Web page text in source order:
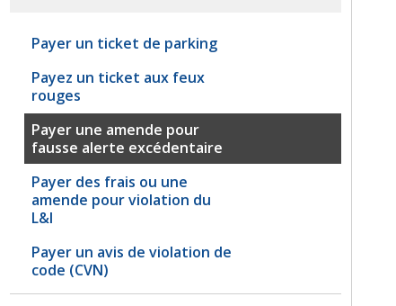
Payer un ticket de parking
Payez un ticket aux feux
rouges
Payer une amende pour
fausse alerte excédentaire
Payer des frais ou une
amende pour violation du
L&I
Payer un avis de violation de
code (CVN)